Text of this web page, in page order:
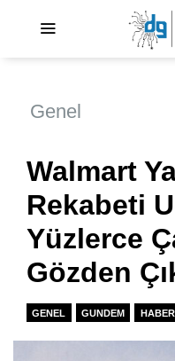
Genel
Walmart
Rekabeti
Yüzlerce
Gözden
GENEL GUNDEM HABER